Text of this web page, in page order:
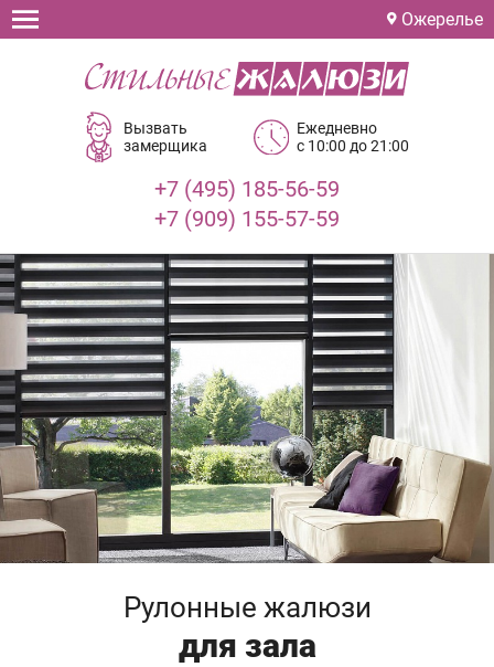
Ожерелье
Вызвать
замерщика
Ежедневно
с 10:00 до 21:00
+7 (495) 185-56-59
+7 (909) 155-57-59
Рулонные жалюзи
для зала